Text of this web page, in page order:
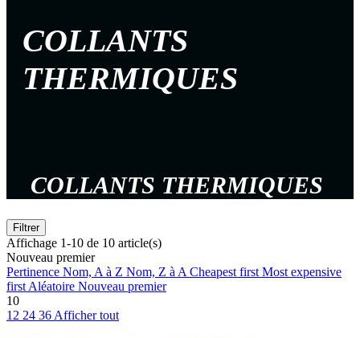
COLLANTS
THERMIQUES
COLLANTS THERMIQUES
Filtrer
Affichage 1-10 de 10 article(s)
Nouveau premier
Pertinence Nom, A à Z Nom, Z à A Cheapest first Most expensive
first Aléatoire Nouveau premier
10
12 24 36 Afficher tout